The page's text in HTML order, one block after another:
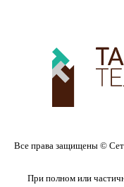
Все права защищены ©
При полном или